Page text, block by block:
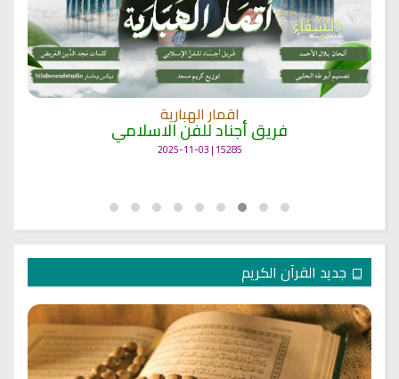
اقمار الهبارية
فريق أجناد للفن الاسلامي
15285 | 2025-11-03
جديد القرآن الكريم